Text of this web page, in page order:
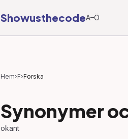
ShowusthecodeA–Ö
Hem›F›Forska
Synonymer
okant